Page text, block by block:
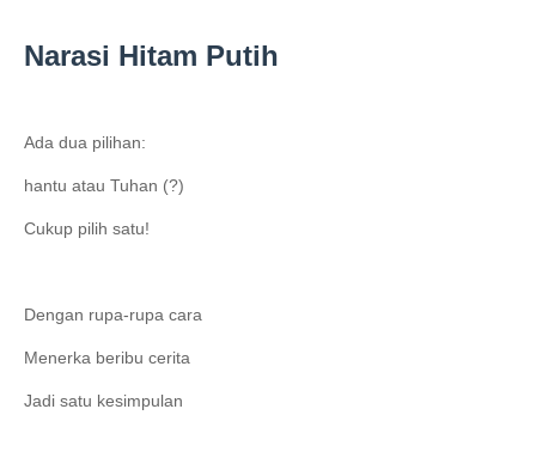
Narasi Hitam Putih
Ada dua pilihan:
hantu atau Tuhan (?)
Cukup pilih satu!
Dengan rupa-rupa cara
Menerka beribu cerita
Jadi satu kesimpulan